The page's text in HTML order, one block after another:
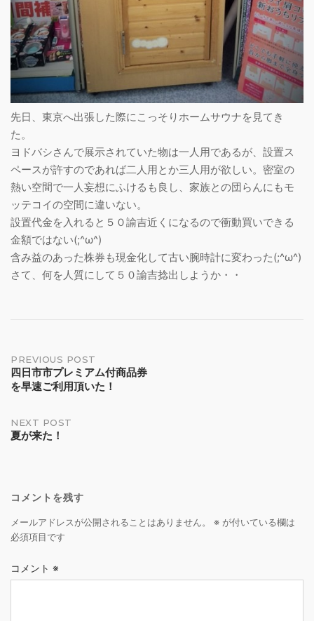
先日、東京へ出張した際にこっそりホームサウナを見てき
た。
ヨドバシさんで展示されていた物は一人用であるが、設置ス
ペースが許すのであれば二人用とか三人用が欲しい。密室の
熱い空間で一人妄想にふけるも良し、家族との団らんにもモ
ッテコイの空間に違いない。
設置代金を入れると５０諭吉近くになるので衝動買いできる
金額ではない(;^ω^)
含み益のあった株券も現金化して古い腕時計に変わった(;^ω^)
さて、何を人質にして５０諭吉捻出しようか・・
Post
navigation
PREVIOUS POST
四日市市プレミアム付商品券
を早速ご利用頂いた！
NEXT POST
夏が来た！
コメントを残す
メールアドレスが公開されることはありません。 ※ が付いている欄は
必須項目です
コメント ※